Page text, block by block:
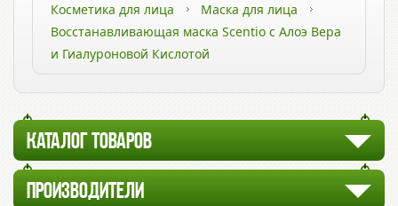
Косметика для лица
Маска для лица
Восстанавливающая маска Scentio с Алоэ Вера
и Гиалуроновой Кислотой
КАТАЛОГ ТОВАРОВ
ПРОИЗВОДИТЕЛИ